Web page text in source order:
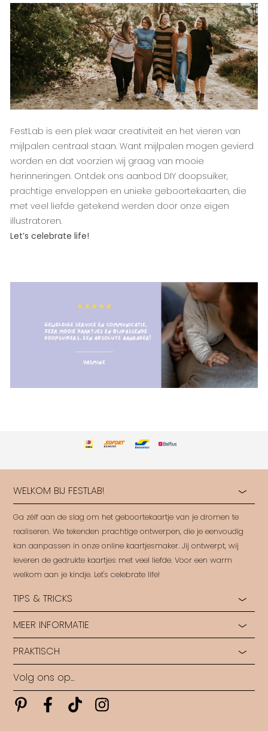
FestLab is een plek waar creativiteit en het vieren van
mijlpalen centraal staan. Want mijlpalen mogen gevierd
worden en dat voorzien wij graag van mooie
herinneringen. Ontdek ons aanbod DIY doopsuiker,
prachtige enveloppen en unieke geboortekaarten, die
met veel liefde getekend werden door onze eigen
illustratoren.
Let’s celebrate life!
WELKOM BIJ FESTLAB!
Ga zélf aan de slag om het geboortekaartje van je dromen te
realiseren. We tekenden prachtige ontwerpen, die je eenvoudig
kan aanpassen in onze online kaartjesmaker. Jij ontwerpt, wij
leveren de gedrukte kaartjes met veel liefde. Voor een warm
welkom aan je kindje. Let's celebrate life!
TIPS & TRICKS
Hoe start je?
Hulp bij opmaak
Rondleiding in ons Labo
Ontwerp op maat
MEER INFORMATIE
Ontdek alle papiersoorten
Ontdek alle druktechnieken
Wie zijn wij?
Levertijden
PRAKTISCH
Algemene voorwaarden
Veelgestelde vragen
Contact
Volg ons op...
PinterestPinterestPinterest